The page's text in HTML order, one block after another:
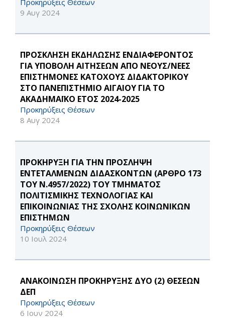
Προκηρύξεις Θέσεων
9 Αυγ 2024
ΠΡΟΣΚΛΗΣΗ ΕΚΔΗΛΩΣΗΣ ΕΝΔΙΑΦΕΡΟΝΤΟΣ
ΓΙΑ ΥΠΟΒΟΛΗ ΑΙΤΗΣΕΩΝ ΑΠΟ ΝΕΟΥΣ/ΝΕΕΣ
ΕΠΙΣΤΗΜΟΝΕΣ ΚΑΤΟΧΟΥΣ ΔΙΔΑΚΤΟΡΙΚΟΥ
ΣΤΟ ΠΑΝΕΠΙΣΤΗΜΙΟ ΑΙΓΑΙΟΥ ΓΙΑ ΤΟ
ΑΚΑΔΗΜΑΪΚΟ ΕΤΟΣ 2024-2025
Προκηρύξεις Θέσεων
8 Αυγ 2024
ΠΡΟΚΗΡΥΞΗ ΓΙΑ ΤΗΝ ΠΡΟΣΛΗΨΗ
ΕΝΤΕΤΑΛΜΕΝΩΝ ΔΙΔΑΣΚΟΝΤΩΝ (ΑΡΘΡΟ 173
ΤΟΥ Ν.4957/2022) ΤΟΥ ΤΜΗΜΑΤΟΣ
ΠΟΛΙΤΙΣΜΙΚΗΣ ΤΕΧΝΟΛΟΓΙΑΣ ΚΑΙ
ΕΠΙΚΟΙΝΩΝΙΑΣ ΤΗΣ ΣΧΟΛΗΣ ΚΟΙΝΩΝΙΚΩΝ
ΕΠΙΣΤΗΜΩΝ
Προκηρύξεις Θέσεων
10 Ιουλ 2024
ΑΝΑΚΟΙΝΩΣΗ ΠΡΟΚΗΡΥΞΗΣ ΔΥΟ (2) ΘΕΣΕΩΝ
ΔΕΠ
Προκηρύξεις Θέσεων
6 Ιουν 2024